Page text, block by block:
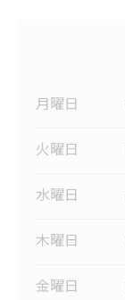
月曜日
火曜日
水曜日
木曜日
金曜日